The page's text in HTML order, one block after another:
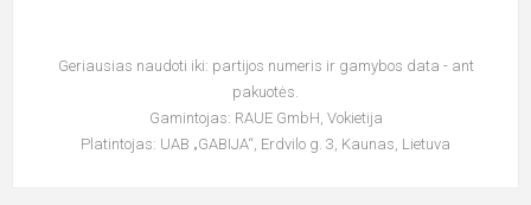
Geriausias naudoti iki: partijos numeris ir gamybos data - ant
pakuotės.
Gamintojas: RAUE GmbH, Vokietija
Platintojas: UAB „GABIJA“, Erdvilo g. 3, Kaunas, Lietuva